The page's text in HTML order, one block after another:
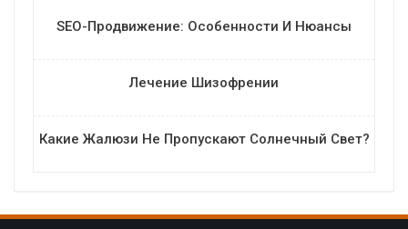
SEO-Продвижение: Особенности И Нюансы
Лечение Шизофрении
Какие Жалюзи Не Пропускают Солнечный Свет?